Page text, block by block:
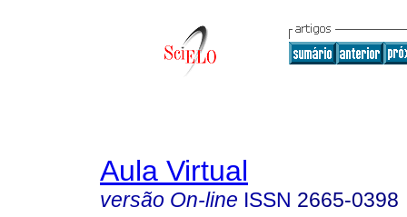
Aula Virtual
versão On-line ISSN 2665-0398